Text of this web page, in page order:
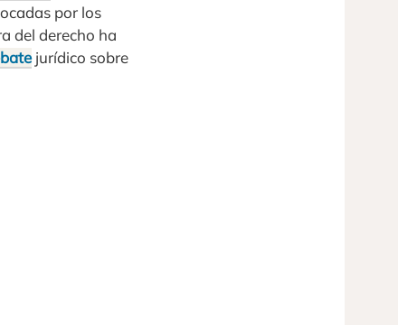
por los
del derecho ha
jurídico sobre